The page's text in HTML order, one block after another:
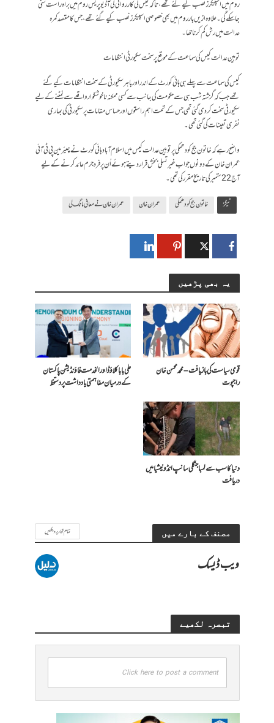
روم میں اسپیکرز نصب کیے گئے تھے، تاکہ کیس کی کارروائی کی آڈیو پریس روم میں براہ راست سنی
جاسکے گی۔ علاوہ ازیں بار روم میں بھی خصوصی اسپیکرز نصب کیے گئے تھے، جس کا مقصد کمرہ
عدالت میں رش کم کرنا تھا۔
توہین عدالت کیس کی سماعت کے موقع پر سخت سکیورٹی انتظامات
کیس کی سماعت سے پہلے ہی ہائی کورٹ کے اندر اور باہر سکیورٹی کے سخت انتظامات کیے گئے
تھے جب کہ گزشتہ شب ہی سے حکومت کی جانب سے کسی ممکنہ ناخوشگوار واقعے سے نمٹنے کے لیے
سکیورٹی سخت کردی گئی تھی جس کے تحت اہم راستوں اور حساس مقامات پر سکیورٹی کی بھاری
نفری تعینات کی گئی تھی۔
واضح رہے کہ خاتون جج کو دھمکی پر توہین عدالت کیس میں اسلام آباد ہائی کورٹ نے چیئرمین پی ٹی آئی
عمران خان کے دونوں جواب غیر تسلی بخش قرار دیتے ہوئے اُن پر فرد جرم عائد کرنے کے لیے
آج 22 ستمبر کی تاریخ مقرر کی تھی۔
ٹیگز خاتون جج کو دھمکی عمران خان عمران خان نے معافی مانگ لی
یہ بھی پڑھیں
قومی سیاست کی بازیافت – محمد محسن خان
راجپوت
علی بابا کلاؤڈ اور الخدمت فاؤنڈیشن پاکستان
کے درمیان مفاہمتی یادداشت پر دستخط
دنیا کا سب سے لمبا جنگلی سانپ انڈونیشیا میں
دریافت
مصنف کے بارے میں تمام تحاریر دیکھیں
ویب ڈیسک
تبصرہ لکھیے
Click here to post a comment